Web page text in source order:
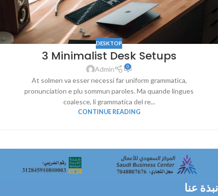
DESKTOP
3 Minimalist Desk Setups
Admin 0
At solmen va esser necessi far uniform grammatica,
pronunciation e plu sommun paroles. Ma quande lingues
coalesce, li grammatica del re...
CONTINUE READING
نبذة عنا